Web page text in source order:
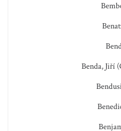
Benda, Jiří